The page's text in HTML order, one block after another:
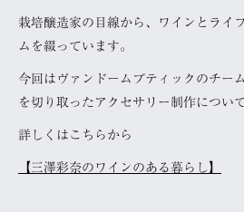
栽培醸造家の目線から、ワインとライ
ムを綴っています。
今回はヴァンドームブティックのチー
を切り取ったアクセサリー制作につい
詳しくはこちらから
【三澤彩奈のワインのある暮らし】